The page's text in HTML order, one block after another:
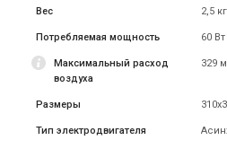
Канальный вентилятор
Ostberg KVFU 250 B1
Вес 2,5 кг
Потребляемая мощность 60 Вт
Максимальный расход
воздуха
329
Размеры
Тип электродвигателя